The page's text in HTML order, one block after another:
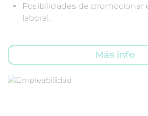
Posibilidades de promocionar
laboral.
Más info